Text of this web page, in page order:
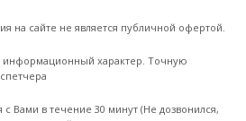
на сайте не является публичной офертой.
информационный характер. Точную
с Вами в течение 30 минут (Не дозвонился,